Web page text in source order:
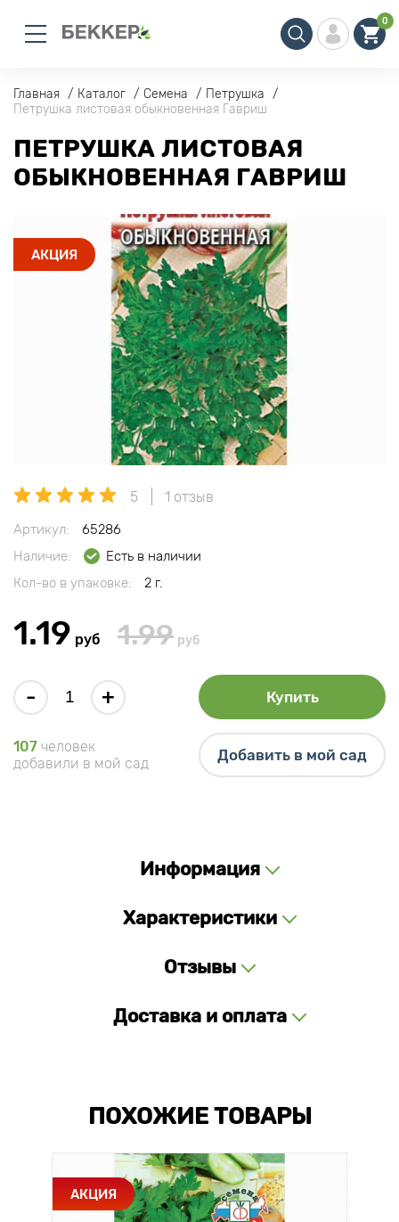
0
Главная Каталог Семена
Петрушка
Петрушка листовая обыкновенная Гавриш
ПЕТРУШКА ЛИСТОВАЯ
ОБЫКНОВЕННАЯ ГАВРИШ
АКЦИЯ
5 1 отзыв
Артикул:
65286
Наличие:
Есть в наличии
Кол-во в упаковке:
2 г.
1.19 руб 1.99 руб
- + Купить
107 человек
добавили в мой сад
Добавить в мой сад
Информация
Характеристики
Отзывы
Доставка и оплата
ПОХОЖИЕ ТОВАРЫ
АКЦИЯ